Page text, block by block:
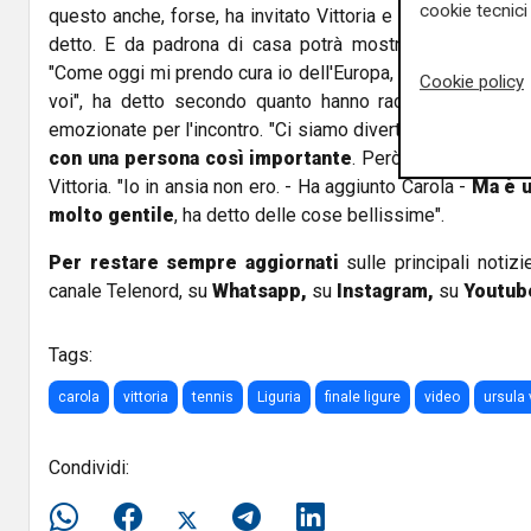
questo anche, forse, ha invitato Vittoria e Carola a
detto. E da padrona di casa potrà mostrare loro
"Come oggi mi prendo cura io dell'Europa, un giorno sono
voi", ha detto secondo quanto hanno raccontato
emozionate per l'incontro. "Ci siamo divertite. E' andata
con una persona così importante. Però ci ha messo
Vittoria. "Io in ansia non ero. - Ha aggiunto Carola -Ma è
molto gentile, ha detto delle cose bellissime".
Per restare sempre aggiornati sulle principali
canale Telenord, su Whatsapp, su Instagram, su
Tags:
carola vittoria tennis Liguria finale ligure video ursula
Condividi:
cookie tecnici
Cookie policy